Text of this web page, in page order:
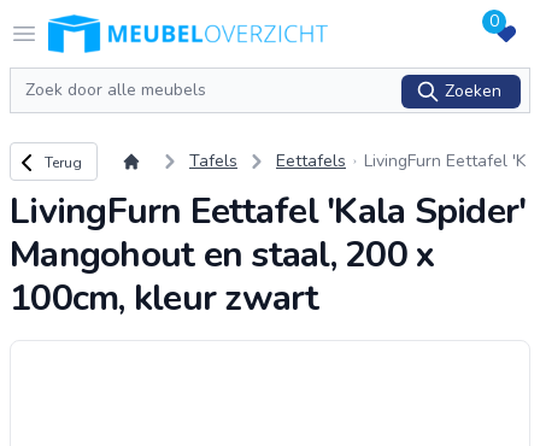
Open menu
Logo Meubeloverzicht.nl 0
Zoeken
Zoeken
Terug naar overzicht
Terug Tafels Eettafels
LivingFurn Eettafel 'K
ut en staal, 200 x 10
0cm, kleur zwart
LivingFurn Eettafel 'Kala Spider'
Mangohout en staal, 200 x
100cm, kleur zwart